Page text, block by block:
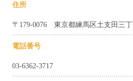
住所
〒179-0076 東京都練馬区土支田三
電話番号
03-6362-3717